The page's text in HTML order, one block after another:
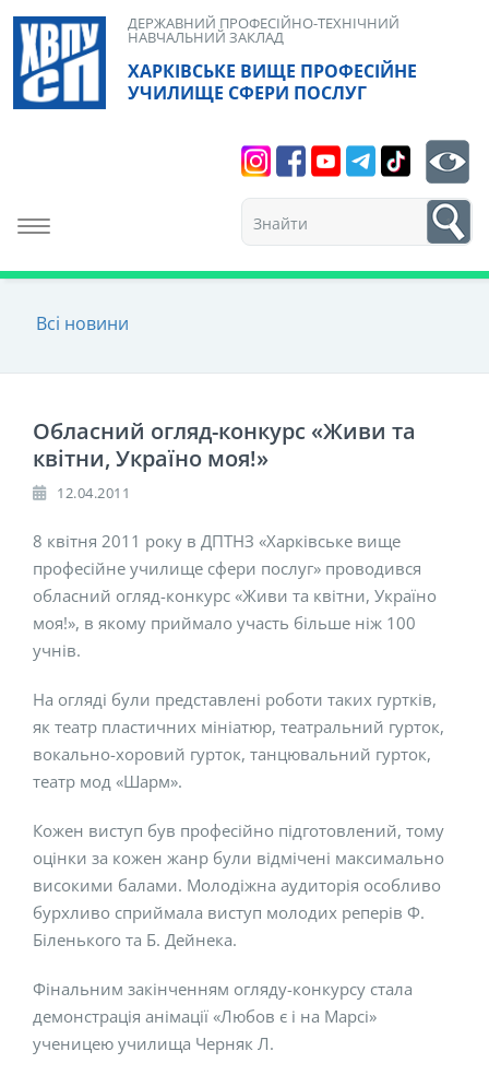
Skip
content
ХАРКІВСЬКЕ ВИЩЕ ПРОФЕСІЙНЕ
УЧИЛИЩЕ СФЕРИ ПОСЛУГ
ДЕРЖАВНИЙ ПРОФЕСІЙНО-ТЕХНІЧНИЙ
НАВЧАЛЬНИЙ ЗАКЛАД
Toggle navigation
1
Всі новини
Обласний огляд-конкурс «Живи та
квітни, Україно моя!»
12.04.2011
8 квітня 2011 року в ДПТНЗ «Харківське вище
професійне училище сфери послуг» проводився
обласний огляд-конкурс «Живи та квітни, Україно
моя!», в якому приймало участь більше ніж 100
учнів.
На огляді були представлені роботи таких гуртків,
як театр пластичних мініатюр, театральний гурток,
вокально-хоровий гурток, танцювальний гурток,
театр мод «Шарм».
Кожен виступ був професійно підготовлений, тому
оцінки за кожен жанр були відмічені максимально
високими балами. Молодіжна аудиторія особливо
бурхливо сприймала виступ молодих реперів Ф.
Біленького та Б. Дейнека.
Фінальним закінченням огляду-конкурсу стала
демонстрація анімації «Любов є і на Марсі»
ученицею училища Черняк Л.